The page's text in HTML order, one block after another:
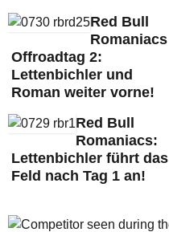
Red Bull
Romaniacs
Offroadtag 2:
Lettenbichler und
Roman weiter vorne!
Red Bull
Romaniacs:
Lettenbichler führt das
Feld nach Tag 1 an!